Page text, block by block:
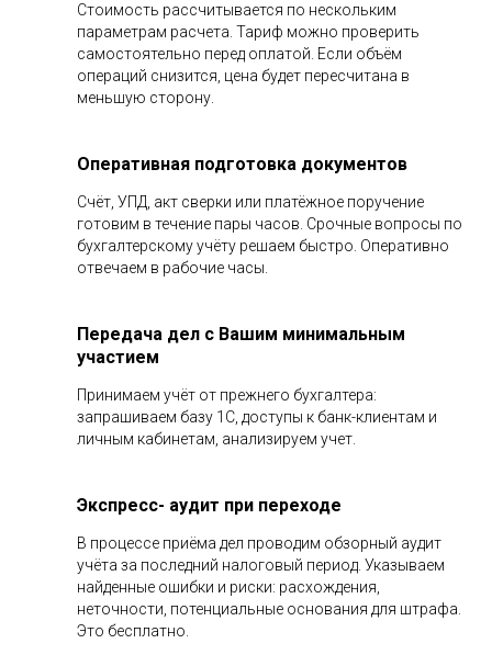
Стоимость рассчитывается по нескольким
параметрам расчета. Тариф можно проверить
самостоятельно перед оплатой. Если объём
операций снизится, цена будет пересчитана в
меньшую сторону.
Оперативная подготовка документов
Счёт, УПД, акт сверки или платёжное поручение
готовим в течение пары часов. Срочные вопросы по
бухгалтерскому учёту решаем быстро. Оперативно
отвечаем в рабочие часы.
Передача дел с Вашим минимальным
участием
Принимаем учёт от прежнего бухгалтера:
запрашиваем базу 1С, доступы к банк-клиентам и
личным кабинетам, анализируем учет.
Экспресс- аудит при переходе
В процессе приёма дел проводим обзорный аудит
учёта за последний налоговый период. Указываем
найденные ошибки и риски: расхождения,
неточности, потенциальные основания для штрафа.
Это бесплатно.